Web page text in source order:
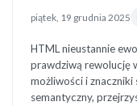
piątek, 19 grudnia 2025
HTML nieustannie
prawdziwą rewolucję
możliwości i znaczniki
semantyczny,